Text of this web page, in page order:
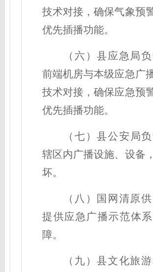
技术对接，确保气象预
优先插播功能。
（六）县应急局
前端机房与本级应急广
技术对接，确保应急预
优先插播功能。
（七 ）县公安 局
辖区内广播设施、 设备
坏。
（ 八 ） 国网清原
提供应急广播示范体系
障。
（九）县文化旅